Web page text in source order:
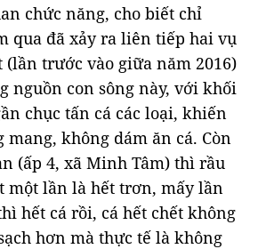
chức năng, cho biết chỉ
qua đã xảy ra liên tiếp hai vụ
(lần trước vào giữa năm 2016)
nguồn con sông này, với khối
chục tấn cá các loại, khiến
không dám ăn cá. Còn
(ấp 4, xã Minh Tâm) thì rầu
một lần là hết trơn, mấy lần
hết cá rồi, cá hết chết không
hơn mà thực tế là không